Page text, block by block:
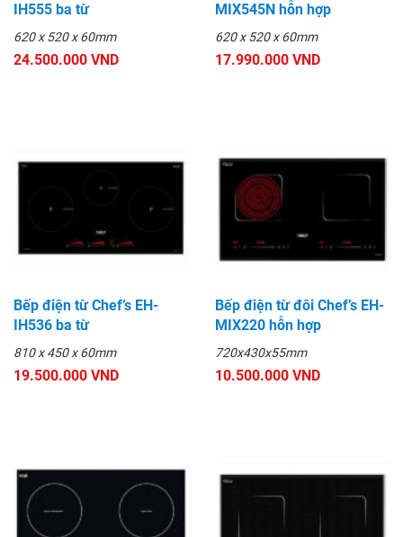
IH555 ba từ
620 x 520 x 60mm
24.500.000 VND
MIX545N hỗn hợp
620 x 520 x 60mm
17.990.000 VND
Bếp điện từ Chef’s EH-
IH536 ba từ
810 x 450 x 60mm
19.500.000 VND
Bếp điện từ đôi Chef’s EH-
MIX220 hỗn hợp
720x430x55mm
10.500.000 VND